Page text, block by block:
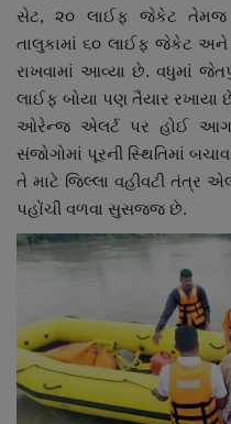
સેટ, ૨૦ લાઈફ જેકેટ
તાલુકામાં ૬૦ લાઈફ જેકેટ
રાખવામાં આવ્યા છે. વધુમાં
લાઈફ બોયા પણ તૈયાર રખાયા
ઓરેન્જ એલર્ટ પર હોઈ
સંજોગોમાં પૂરની સ્થિતિમાં
તે માટે જિલ્લા વહીવટી તંત્ર
પહોંચી વળવા સુસજ્જ છે.